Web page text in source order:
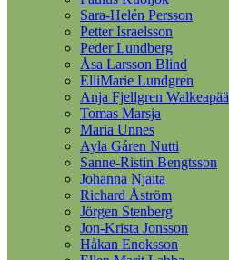
Sara-Helén Persson
Petter Israelsson
Peder Lundberg
Åsa Larsson Blind
ElliMarie Lundgren
Anja Fjellgren Walkeapää
Tomas Marsja
Maria Unnes
Ayla Gáren Nutti
Sanne-Ristin Bengtsson
Johanna Njaita
Richard Åström
Jörgen Stenberg
Jon-Krista Jonsson
Håkan Enoksson